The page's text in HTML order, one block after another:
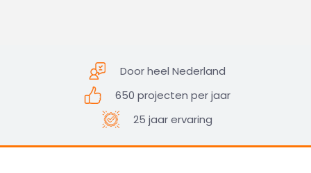
Door heel Nederland
650 projecten per jaar
25 jaar ervaring